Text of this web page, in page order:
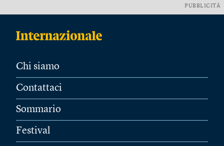
PUBBLICITÀ
Chi siamo
Contattaci
Sommario
Festival